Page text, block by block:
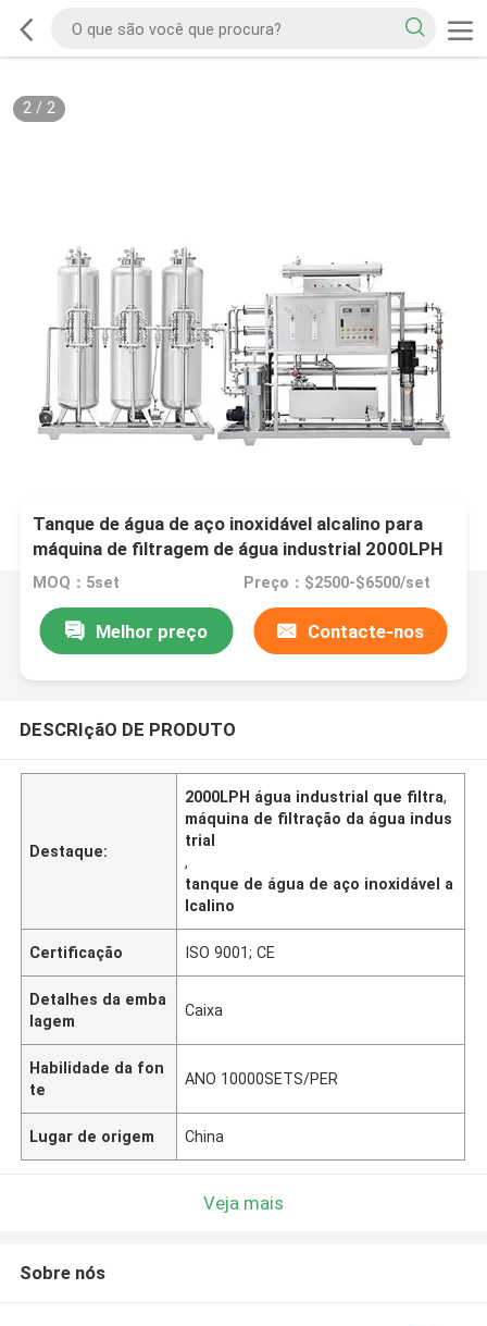
2/ 2
Tanque de água de aço inoxidável alcalino para
máquina de filtragem de água industrial 2000LPH
MOQ：5set Preço：$2500-$6500/set
Melhor preço Contacte-nos
DESCRIçãO DE PRODUTO
Destaque:
2000LPH água industrial que filtra,
máquina de filtração da água indus
trial
,
tanque de água de aço inoxidável a
lcalino
Certificação ISO 9001; CE
Detalhes da emba
lagem
Caixa
Habilidade da fon
te
ANO 10000SETS/PER
Lugar de origem China
Veja mais
Sobre nós